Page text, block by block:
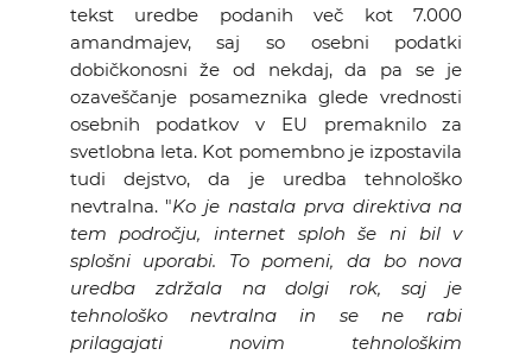
tekst uredbe podanih več kot 7.000
amandmajev, saj so osebni podatki
dobičkonosni že od nekdaj, da pa se je
ozaveščanje posameznika glede vrednosti
osebnih podatkov v EU premaknilo za
svetlobna leta. Kot pomembno je izpostavila
tudi dejstvo, da je uredba tehnološko
nevtralna. "Ko je nastala prva direktiva na
tem področju, internet sploh še ni bil v
splošni uporabi. To pomeni, da bo nova
uredba zdržala na dolgi rok, saj je
tehnološko nevtralna in se ne rabi
prilagajati novim tehnološkim